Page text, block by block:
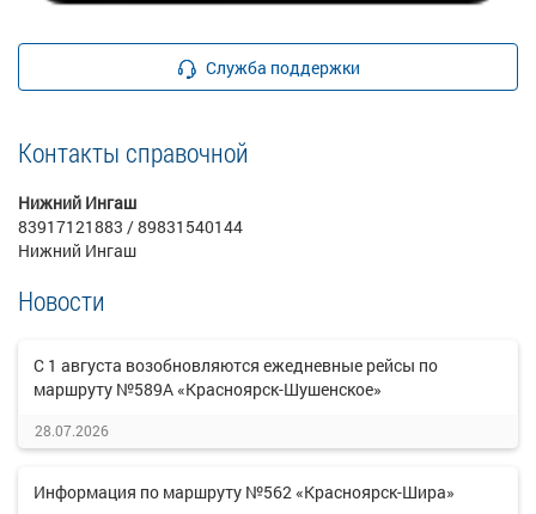
Служба поддержки
Контакты справочной
Нижний Ингаш
83917121883 / 89831540144
Нижний Ингаш
Новости
С 1 августа возобновляются ежедневные рейсы по
маршруту №589А «Красноярск-Шушенское»
28.07.2026
Информация по маршруту №562 «Красноярск-Шира»